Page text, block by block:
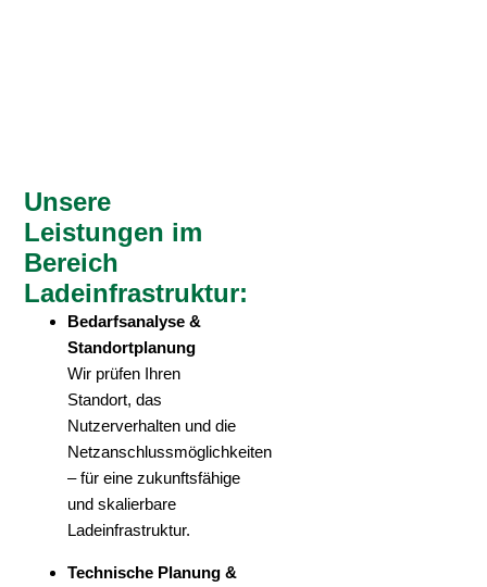
Unsere
Leistungen im
Bereich
Ladeinfrastruktur:
Bedarfsanalyse &
Standortplanung
Wir prüfen Ihren
Standort, das
Nutzerverhalten und die
Netzanschlussmöglichkeiten
– für eine zukunftsfähige
und skalierbare
Ladeinfrastruktur.
Technische Planung &